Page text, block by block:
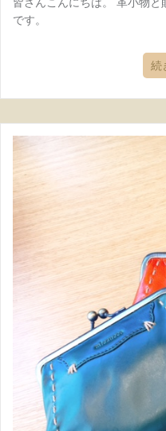
です。
続